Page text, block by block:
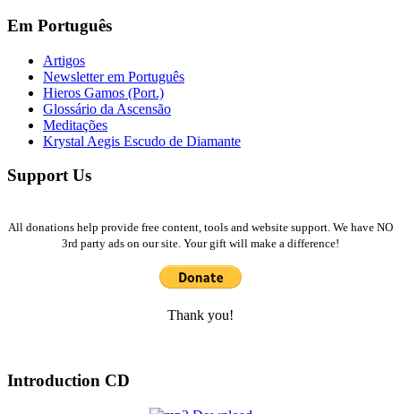
Em Português
Artigos
Newsletter em Português
Hieros Gamos (Port.)
Glossário da Ascensão
Meditações
Krystal Aegis Escudo de Diamante
Support Us
All donations help provide free content, tools and website support. We have NO
3rd party ads on our site. Your gift will make a difference!
Thank you!
Introduction CD